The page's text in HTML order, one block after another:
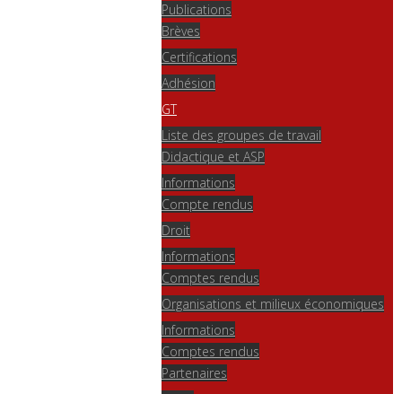
Publications
Brèves
Certifications
Adhésion
GT
Liste des groupes de travail
Didactique et ASP
Informations
Compte rendus
Droit
Informations
Comptes rendus
Organisations et milieux économiques
Informations
Comptes rendus
Partenaires